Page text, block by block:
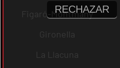
Figaró-Montmany
Gironella
La Llacuna
RECHAZAR